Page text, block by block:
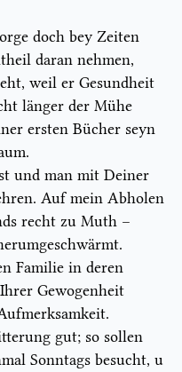
doch bey Zeiten
daran nehmen,
weil er Gesundheit
länger der Mühe
ersten Bücher seyn
und man mit Deiner
Auf mein Abholen
recht zu Muth –
Familie in deren
Gewogenheit
gut; so sollen
Sonntags besucht, u